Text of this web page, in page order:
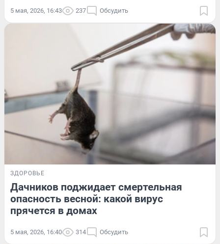
5 мая, 2026, 16:43 237 Обсудить
ЗДОРОВЬЕ
Дачников поджидает смертельная
опасность весной: какой вирус
прячется в домах
5 мая, 2026, 16:40 314 Обсудить